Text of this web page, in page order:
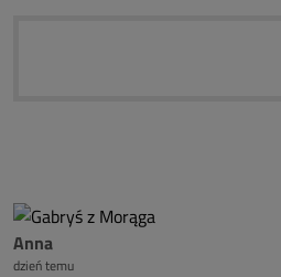
Anna
dzień temu